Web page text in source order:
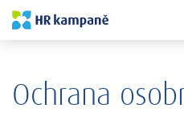
Ochrana